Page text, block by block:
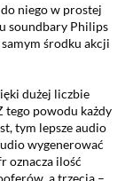
niego w prostej
soundbary Philips
środku akcji
dużej liczbie
tego powodu każdy
tym lepsze audio
wygenerować
oznacza ilość
a trzecia –